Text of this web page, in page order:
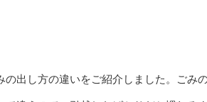
の出し方の違いをご紹介しました。ごみ